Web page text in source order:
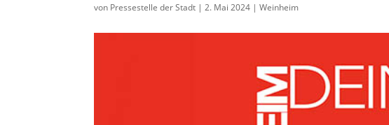
von Pressestelle der Stadt |2. Mai 2024 |Weinheim